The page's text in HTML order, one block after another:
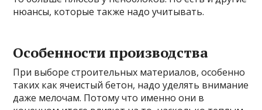
нюансы, которые также надо учитывать.
Особенности производства
При выборе строительных материалов, особенно
таких как ячеистый бетон, надо уделять внимание
даже мелочам. Потому что именно они в